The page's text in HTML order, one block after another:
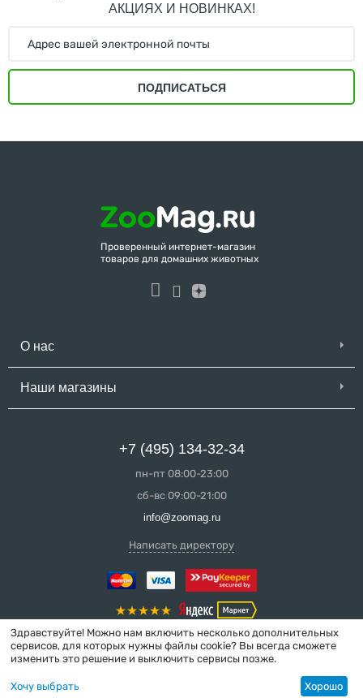
АКЦИЯХ И НОВИНКАХ!
ПОДПИСАТЬСЯ
Проверенный интернет-магазин
товаров для домашних животных
О нас
Наши магазины
+7 (495) 134-32-34
пн-пт 08:00-23:00
сб-вс 09:00-21:00
info@zoomag.ru
Написать директору
Интернет-магазин сделан в вебстудии
MakeShop.pro
Здравствуйте! Можно нам включить несколько дополнительных
сервисов, для которых нужны файлы cookie? Вы всегда сможете
изменить это решение и выключить сервисы позже.
Хочу выбрать Хорошо